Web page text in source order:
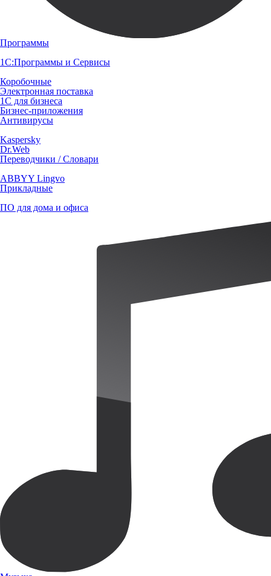
Программы
1С:Программы и Сервисы
Коробочные
Электронная поставка
1С для бизнеса
Бизнес-приложения
Антивирусы
Kaspersky
Dr.Web
Переводчики / Словари
ABBYY Lingvo
Прикладные
ПО для дома и офиса